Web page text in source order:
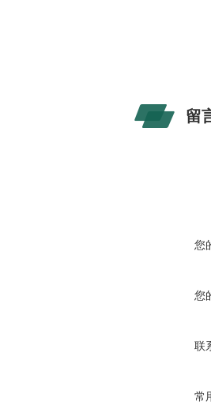
留
您
您
联
常